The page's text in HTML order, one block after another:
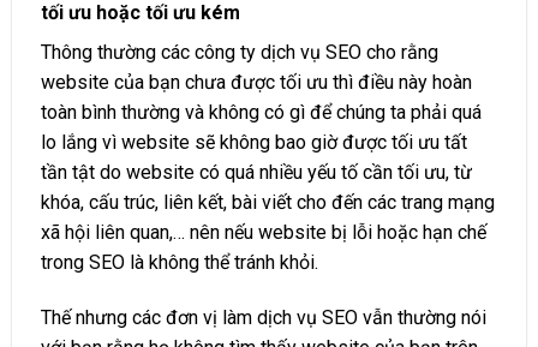
tối ưu hoặc tối ưu kém
Thông thường các công ty dịch vụ SEO cho rằng
website của bạn chưa được tối ưu thì điều này hoàn
toàn bình thường và không có gì để chúng ta phải quá
lo lắng vì website sẽ không bao giờ được tối ưu tất
tần tật do website có quá nhiều yếu tố cần tối ưu, từ
khóa, cấu trúc, liên kết, bài viết cho đến các trang mạng
xã hội liên quan,… nên nếu website bị lỗi hoặc hạn chế
trong SEO là không thể tránh khỏi.
Thế nhưng các đơn vị làm dịch vụ SEO vẫn thường nói